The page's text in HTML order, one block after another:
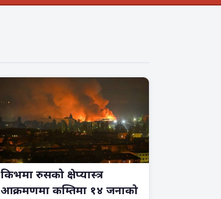
किभमा रुसको क्षेप्यास्त्र
आक्रमणमा कम्तिमा १४ जनाको